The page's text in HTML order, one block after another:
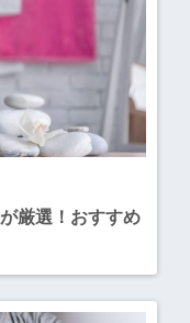
厳選！おすすめ